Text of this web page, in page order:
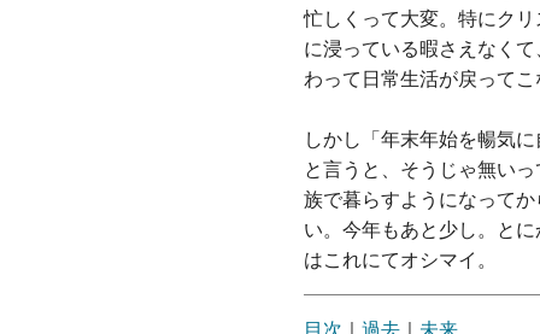
忙しくって大変。特にク
に浸っている暇さえなく
わって日常生活が戻って
しかし「年末年始を暢気
と言うと、そうじゃ無い
族で暮らすようになって
い。今年もあと少し。と
はこれにてオシマイ。
目次 過去 未来